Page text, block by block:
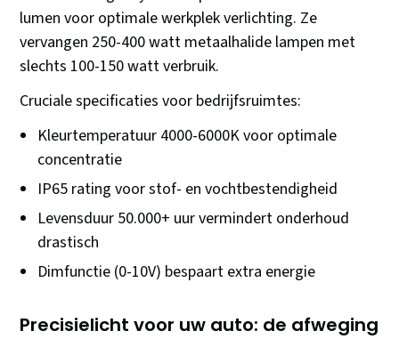
lumen voor optimale werkplek verlichting. Ze
vervangen 250-400 watt metaalhalide lampen met
slechts 100-150 watt verbruik.
Cruciale specificaties voor bedrijfsruimtes:
Kleurtemperatuur 4000-6000K voor optimale
concentratie
IP65 rating voor stof- en vochtbestendigheid
Levensduur 50.000+ uur vermindert onderhoud
drastisch
Dimfunctie (0-10V) bespaart extra energie
Precisielicht voor uw auto: de afweging